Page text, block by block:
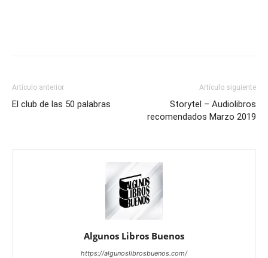
Artículo anterior
El club de las 50 palabras
Artículo siguiente
Storytel – Audiolibros
recomendados Marzo 2019
Algunos Libros Buenos
https://algunoslibrosbuenos.com/